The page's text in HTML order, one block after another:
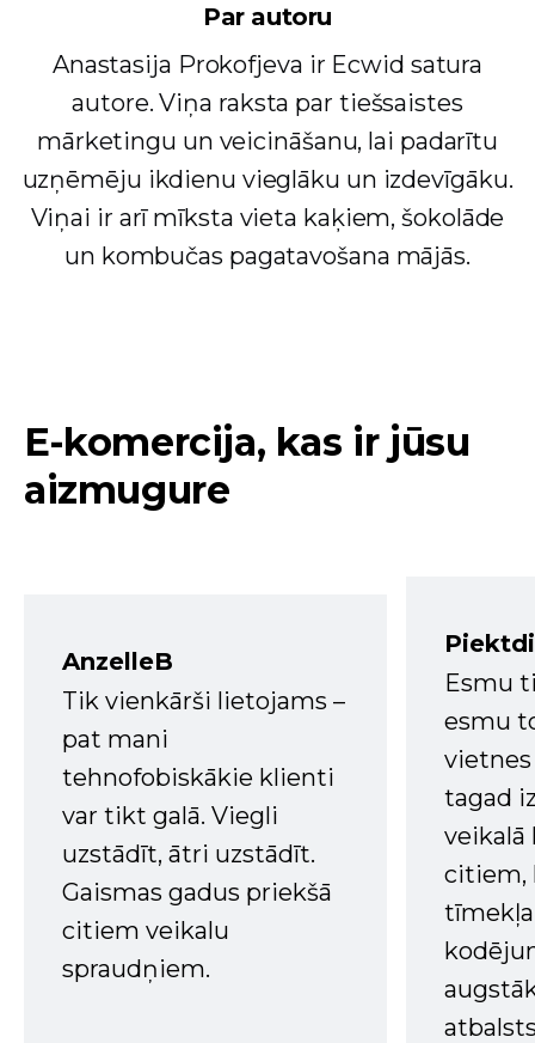
Par autoru
Anastasija Prokofjeva ir Ecwid satura
autore. Viņa raksta par tiešsaistes
mārketingu un veicināšanu, lai padarītu
uzņēmēju ikdienu vieglāku un izdevīgāku.
Viņai ir arī mīksta vieta kaķiem, šokolāde
un kombučas pagatavošana mājās.
E-komercija, kas ir jūsu
aizmugure
AnzelleB
Tik vienkārši lietojams –
pat mani
tehnofobiskākie klienti
var tikt galā. Viegli
uzstādīt, ātri uzstādīt.
Gaismas gadus priekšā
citiem veikalu
spraudņiem.
Esmu
esmu
tagad
veikalā
citiem,
tīmekļa